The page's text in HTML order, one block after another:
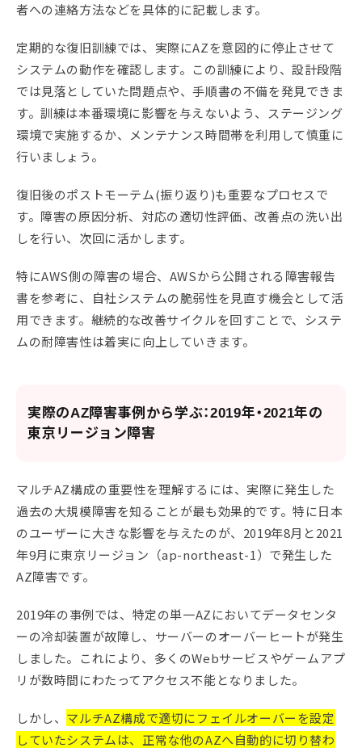
者への連絡方法などを具体的に記載します。
定期的な復旧訓練では、実際にAZを意図的に停止させて
システムの動作を確認します。この訓練により、設計段階
では見落としていた問題点や、手順書の不備を発見できま
す。訓練は本番環境に影響を与えないよう、ステージング
環境で実施するか、メンテナンス時間帯を利用して慎重に
行いましょう。
復旧後のポストモーテム(振り返り)も重要なプロセスで
す。障害の原因分析、対応の適切性評価、改善点の洗い出
しを行い、次回に活かします。
特にAWS側の障害の場合、AWSから公開される障害報告
書を参考に、自社システムの脆弱性を見直す機会として活
用できます。継続的な改善サイクルを回すことで、システ
ムの耐障害性は着実に向上していきます。
実際のAZ障害事例から学ぶ：2019年・2021年の
東京リージョン障害
マルチAZ構成の重要性を理解するには、実際に発生した
過去の大規模障害を知ることが最も効果的です。特に日本
のユーザーに大きな影響を与えたのが、2019年8月と2021
年9月に東京リージョン（ap-northeast-1）で発生した
AZ障害です。
2019年の事例では、特定の単一AZにおいてデータセンタ
ーの冷却装置が故障し、サーバーのオーバーヒートが発生
しました。これにより、多くのWebサービスやゲームアプ
リが数時間にわたってアクセス不能となりました。
しかし、 マルチAZ構成で適切にフェイルオーバーを設定
していたシステムは、正常な他のAZへ自動的に切り替わ